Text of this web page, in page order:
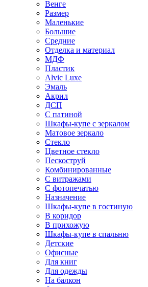
Венге
Размер
Маленькие
Большие
Средние
Отделка и материал
МДФ
Пластик
Alvic Luxe
Эмаль
Акрил
ДСП
С патиной
Шкафы-купе с зеркалом
Матовое зеркало
Стекло
Цветное стекло
Пескоструй
Комбинированные
С витражами
С фотопечатью
Назначение
Шкафы-купе в гостиную
В коридор
В прихожую
Шкафы-купе в спальню
Детские
Офисные
Для книг
Для одежды
На балкон